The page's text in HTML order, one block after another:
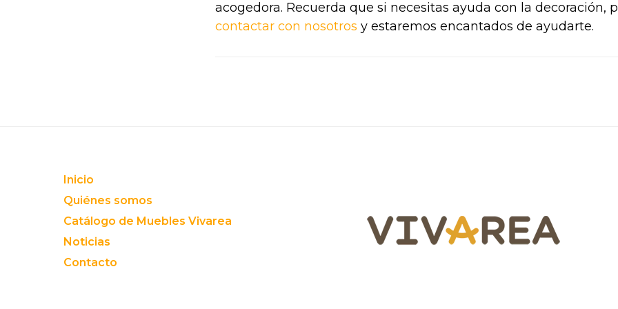
acogedora. Recuerda que si necesitas ayuda con la decoración,
contactar con nosotros y estaremos encantados de ayudarte.
Inicio
Quiénes somos
Catálogo de Muebles Vivarea
Noticias
Contacto